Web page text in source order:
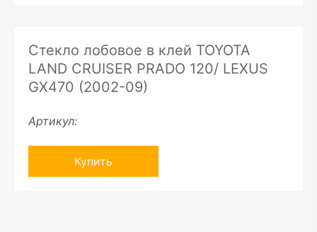
Стекло лобовое в клей TOYOTA
LAND CRUISER PRADO 120/ LEXUS
GX470 (2002-09)
Артикул:
Купить